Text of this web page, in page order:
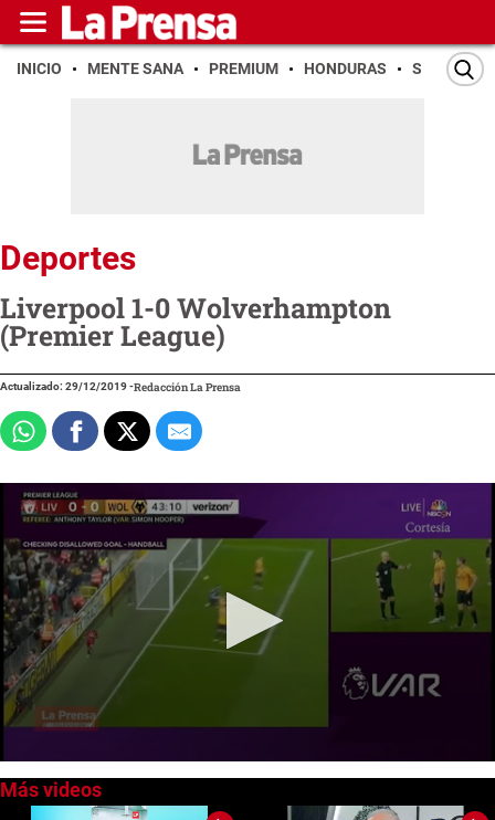
INICIO MENTE SANA PREMIUM HONDURAS SAN PEDRO
Deportes
Liverpool 1-0 Wolverhampton
(Premier League)
Actualizado: 29/12/2019-Redacción La Prensa
seconds